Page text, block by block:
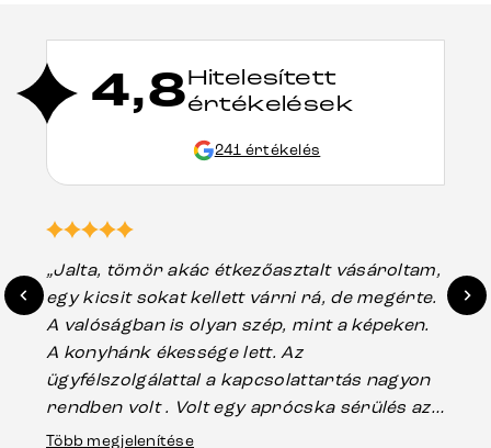
4,8Hitelesített
értékelések
241 értékelés
„Jalta, tömör akác étkezőasztalt vásároltam,
egy kicsit sokat kellett várni rá, de megérte.
A valóságban is olyan szép, mint a képeken.
A konyhánk ékessége lett. Az
ügyfélszolgálattal a kapcsolattartás nagyon
rendben volt . Volt egy aprócska sérülés az
asztal talpánál, ami szállításkor
Több megjelenítése